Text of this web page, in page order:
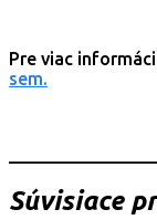
Pre viac
sem.
Súvisiace